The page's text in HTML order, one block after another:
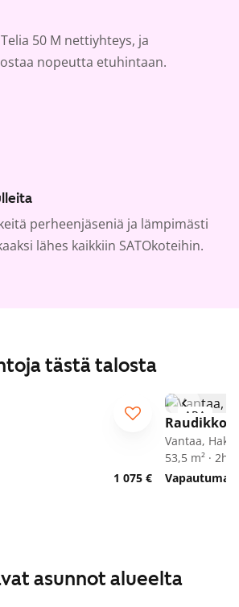
50 M nettiyhteys, ja
nopeutta etuhintaan.
perheenjäseniä ja lämpimästi
lähes kaikkiin SATOkoteihin.
tästä talosta
/23
1 075 €
ARA
Vantaa,
53,5 m² ·
asunnot alueelta